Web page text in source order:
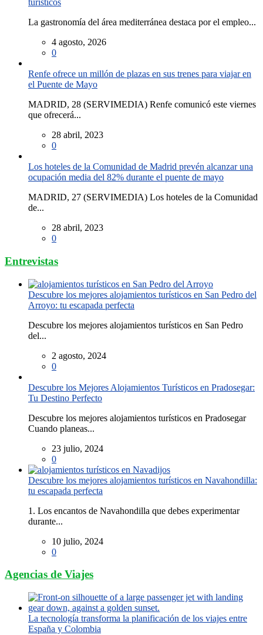
turísticos
La gastronomía del área mediterránea destaca por el empleo...
4 agosto, 2026
0
Renfe ofrece un millón de plazas en sus trenes para viajar en
el Puente de Mayo
MADRID, 28 (SERVIMEDIA) Renfe comunicó este viernes
que ofrecerá...
28 abril, 2023
0
Los hoteles de la Comunidad de Madrid prevén alcanzar una
ocupación media del 82% durante el puente de mayo
MADRID, 27 (SERVIMEDIA) Los hoteles de la Comunidad
de...
28 abril, 2023
0
Entrevistas
Descubre los mejores alojamientos turísticos en San Pedro del
Arroyo: tu escapada perfecta
Descubre los mejores alojamientos turísticos en San Pedro
del...
2 agosto, 2024
0
Descubre los Mejores Alojamientos Turísticos en Pradosegar:
Tu Destino Perfecto
Descubre los mejores alojamientos turísticos en Pradosegar
Cuando planeas...
23 julio, 2024
0
Descubre los mejores alojamientos turísticos en Navahondilla:
tu escapada perfecta
1. Los encantos de Navahondilla que debes experimentar
durante...
10 julio, 2024
0
Agencias de Viajes
La tecnología transforma la planificación de los viajes entre
España y Colombia